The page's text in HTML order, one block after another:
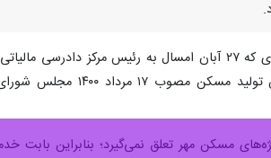
محمد برزگری معاون تحول هوشمند نظام مالیاتی سازمان امور مالیاتی کشور در نامه‌ای که ۲۷ آبان
اساس بند «الف» تبصره ۱۰ ماده واحده قانون بودجه سال
مسکن مهر تعلق نمی‌گیرد؛ بنابراین